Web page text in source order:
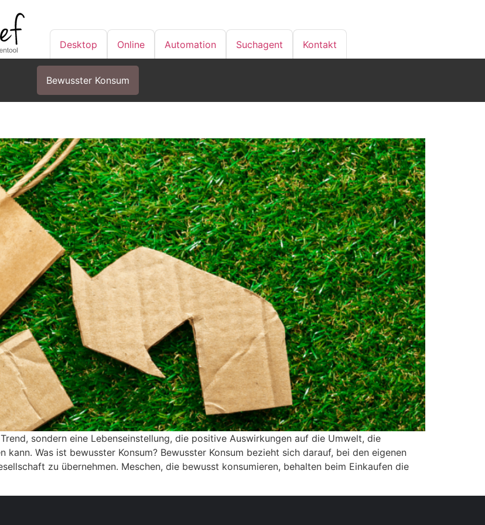
Desktop Online Automation Suchagent Kontakt
Bewusster Konsum
sondern eine Lebenseinstellung, die positive Auswirkungen auf die Umwelt, die
Was ist bewusster Konsum? Bewusster Konsum bezieht sich darauf, bei den eigenen
zu übernehmen. Meschen, die bewusst konsumieren, behalten beim Einkaufen die